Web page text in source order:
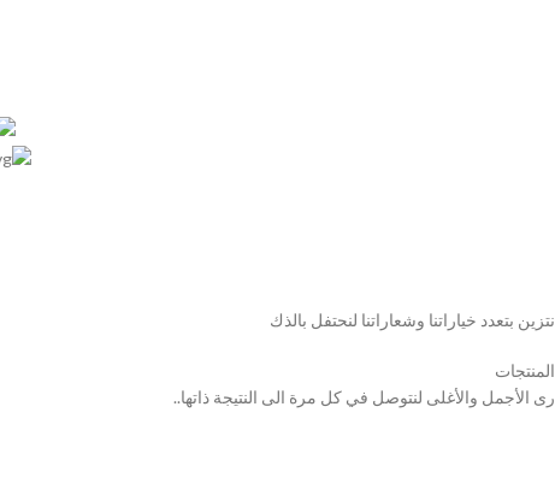
نتزين بتعدد خياراتنا وشعاراتنا لنحتفل بالذك
المنتجات
رى الأجمل والأغلى لنتوصل في كل مرة الى النتيجة ذاتها..